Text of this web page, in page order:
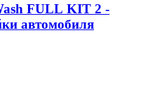
FULL KIT 2 -
автомобиля